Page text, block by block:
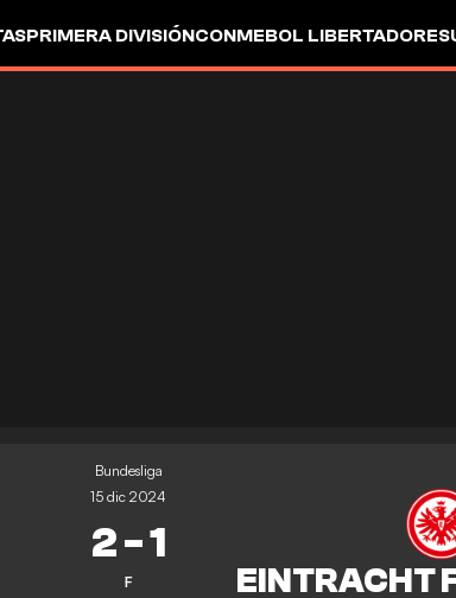
PRIMERA DIVISIÓNCONMEBOL LIBERTADORES
Bundesliga
15 dic 2024
2-1
F